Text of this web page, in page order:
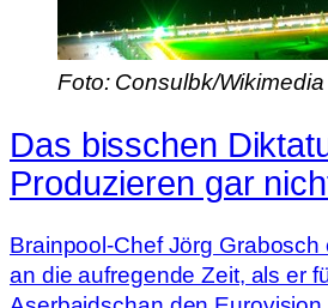
Foto: Consulbk/
Das bisschen
Produzieren gar
Brainpool-Chef Jörg Grabosch
an die aufregende Zeit, als er